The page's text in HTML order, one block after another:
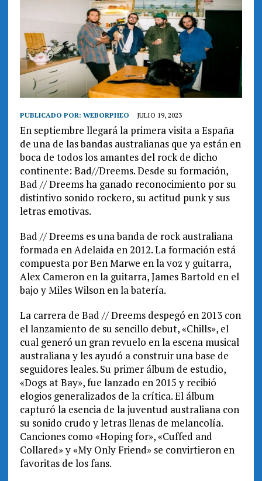
PUBLICADO POR: WEBORPHEO JULIO 19, 2023
En septiembre llegará la primera visita a España
de una de las bandas australianas que ya están en
boca de todos los amantes del rock de dicho
continente: Bad//Dreems. Desde su formación,
Bad // Dreems ha ganado reconocimiento por su
distintivo sonido rockero, su actitud punk y sus
letras emotivas.
Bad // Dreems es una banda de rock australiana
formada en Adelaida en 2012. La formación está
compuesta por Ben Marwe en la voz y guitarra,
Alex Cameron en la guitarra, James Bartold en el
bajo y Miles Wilson en la batería.
La carrera de Bad // Dreems despegó en 2013 con
el lanzamiento de su sencillo debut, «Chills», el
cual generó un gran revuelo en la escena musical
australiana y les ayudó a construir una base de
seguidores leales. Su primer álbum de estudio,
«Dogs at Bay», fue lanzado en 2015 y recibió
elogios generalizados de la crítica. El álbum
capturó la esencia de la juventud australiana con
su sonido crudo y letras llenas de melancolía.
Canciones como «Hoping for», «Cuffed and
Collared» y «My Only Friend» se convirtieron en
favoritas de los fans.